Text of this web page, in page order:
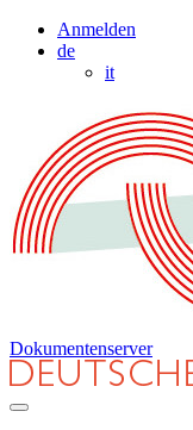
Anmelden
de
it
Dokumentenserver